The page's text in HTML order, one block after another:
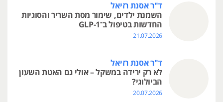
ד"ר אסנת רזיאל
השמנת ילדים, שימור מסת השריר והסוגיות
החדשות בטיפול ב־GLP-1
21.07.2026
ד"ר אסנת רזיאל
לא רק ירידה במשקל – אולי גם האטת השעון
הביולוגי?
20.07.2026